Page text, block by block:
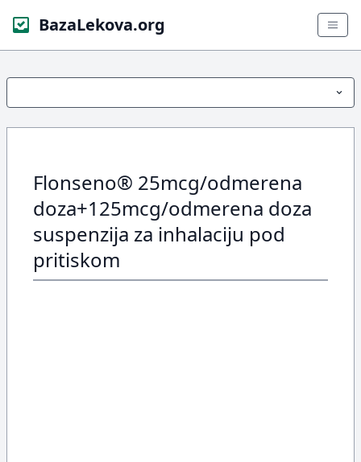
BazaLekova.org
Flonseno® 25mcg/odmerena
doza+125mcg/odmerena doza
suspenzija za inhalaciju pod
pritiskom